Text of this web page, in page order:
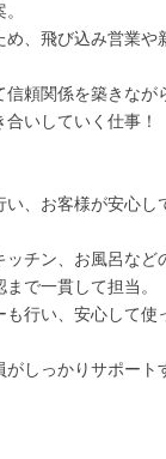
め、飛び込み営業や
信頼関係を築きなが
いしていく仕事！
、お客様が安心し
チン、お風呂など
で一貫して担当。
も行い、安心して使
しっかりサポート